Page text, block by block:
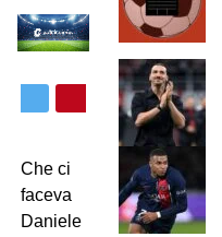
Che ci
faceva
Daniele